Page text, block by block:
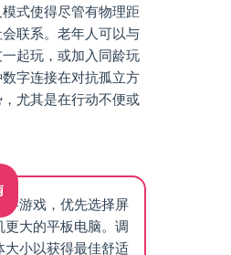
式使得尽管有物理距
联系。老年人可以与
起玩，或加入同龄玩
字连接在对抗孤立方
尤其是在行动不便或
字游戏，优先选择屏
更大的平板电脑。调
大小以获得最佳舒适